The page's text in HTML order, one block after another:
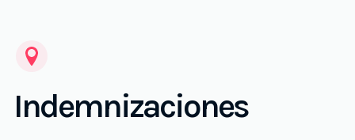
Indemnizaciones